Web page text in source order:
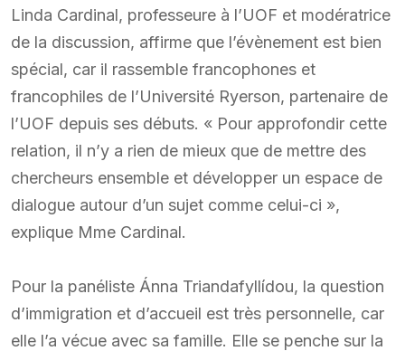
Linda Cardinal, professeure à l’UOF et modératrice
de la discussion, affirme que l’évènement est bien
spécial, car il rassemble francophones et
francophiles de l’Université Ryerson, partenaire de
l’UOF depuis ses débuts. « Pour approfondir cette
relation, il n’y a rien de mieux que de mettre des
chercheurs ensemble et développer un espace de
dialogue autour d’un sujet comme celui-ci »,
explique Mme Cardinal.
Pour la panéliste Ánna Triandafyllídou, la question
d’immigration et d’accueil est très personnelle, car
elle l’a vécue avec sa famille. Elle se penche sur la